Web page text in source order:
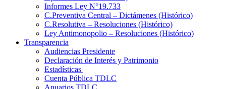
Informes Ley N°19.733
C.Preventiva Central – Dictámenes (Histórico)
C.Resolutiva – Resoluciones (Histórico)
Ley Antimonopolio – Resoluciones (Histórico)
Transparencia
Audiencias Presidente
Declaración de Interés y Patrimonio
Estadísticas
Cuenta Pública TDLC